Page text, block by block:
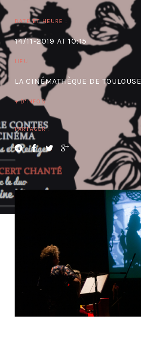
DATE ET HEURE :
14/11-2019 AT 10:15
LIEU :
LA CINÉMATHÈQUE DE TOULOUSE
+ D'INFOS
PARTAGER :